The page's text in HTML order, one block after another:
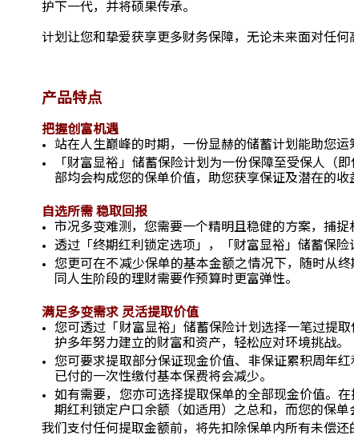
护下一代，并将硕果传承。
计划让您和挚爱获享更多财务保障，无论未来面对任何
产品特点
把握创富机遇
站在人生巅峰的时期，一份显赫的储蓄计划能助您运
「财富显裕」储蓄保险计划为一份保障至受保人（
部均会构成您的保单价值，助您获享保证及潜在的收
自选所需 稳取回报
市况多变难测，您需要一个精明且稳健的方案，捕捉
透过「终期红利锁定选项」，「财富显裕」储蓄保
您更可在不减少保单的基本金额之情况下，随时从
同人生阶段的理财需要作预算时更富弹性。
满足多变需求 灵活提取价值
您可透过「财富显裕」储蓄保险计划选择一笔过提
护多年努力建立的财富和资产，轻松应对环境挑战。
您可要求提取部分保证现金价值、非保证累积周年
已付的一次性缴付基本保费将会减少。
如有需要，您亦可选择提取保单的全部现金价值。
期红利锁定户口余额（如适用）之总和，而您的保单
我们支付任何提取金额前，将先扣除保单内所有未偿还